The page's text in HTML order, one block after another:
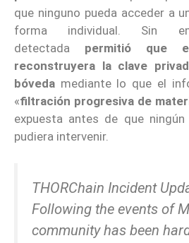
que ninguno pueda acceder a
forma individual. Sin
detectada permitió que
reconstruyera la clave
bóveda mediante lo que el
«filtración progresiva de
expuesta antes de que
pudiera intervenir.
THORChain Incident
Following the events of
community has been